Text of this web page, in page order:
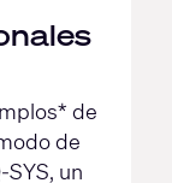
de
de
SYS, un